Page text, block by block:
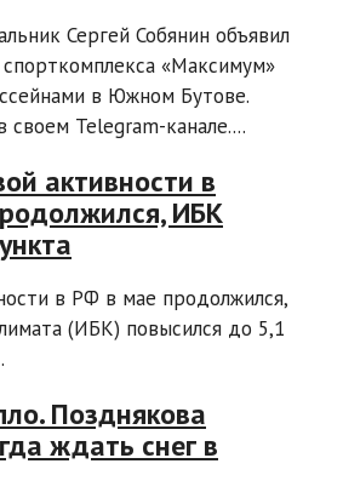
Сергей Собянин объявил
«Максимум»
в Южном Бутове.
своем Telegram-канале....
активности в
ИБК
в РФ в мае продолжился,
(ИБК) повысился до 5,1
Позднякова
ждать снег в